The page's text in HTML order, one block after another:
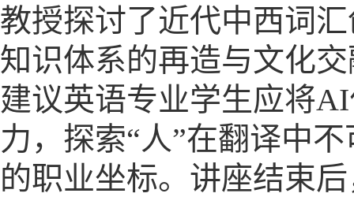
教授探讨了近代中西词
知识体系的再造与文化
建议英语专业学生应将
力，探索“人”在翻译中
的职业坐标。讲座结束